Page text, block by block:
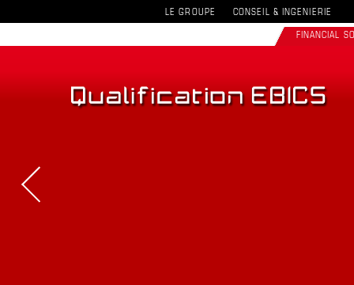
LE GROUPE CONSEIL & INGENIERIE
FINANCIAL